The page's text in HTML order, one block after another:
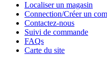
Localiser un magasin
Connection/Créer un
Contactez-nous
Suivi de commande
FAQs
Carte du site